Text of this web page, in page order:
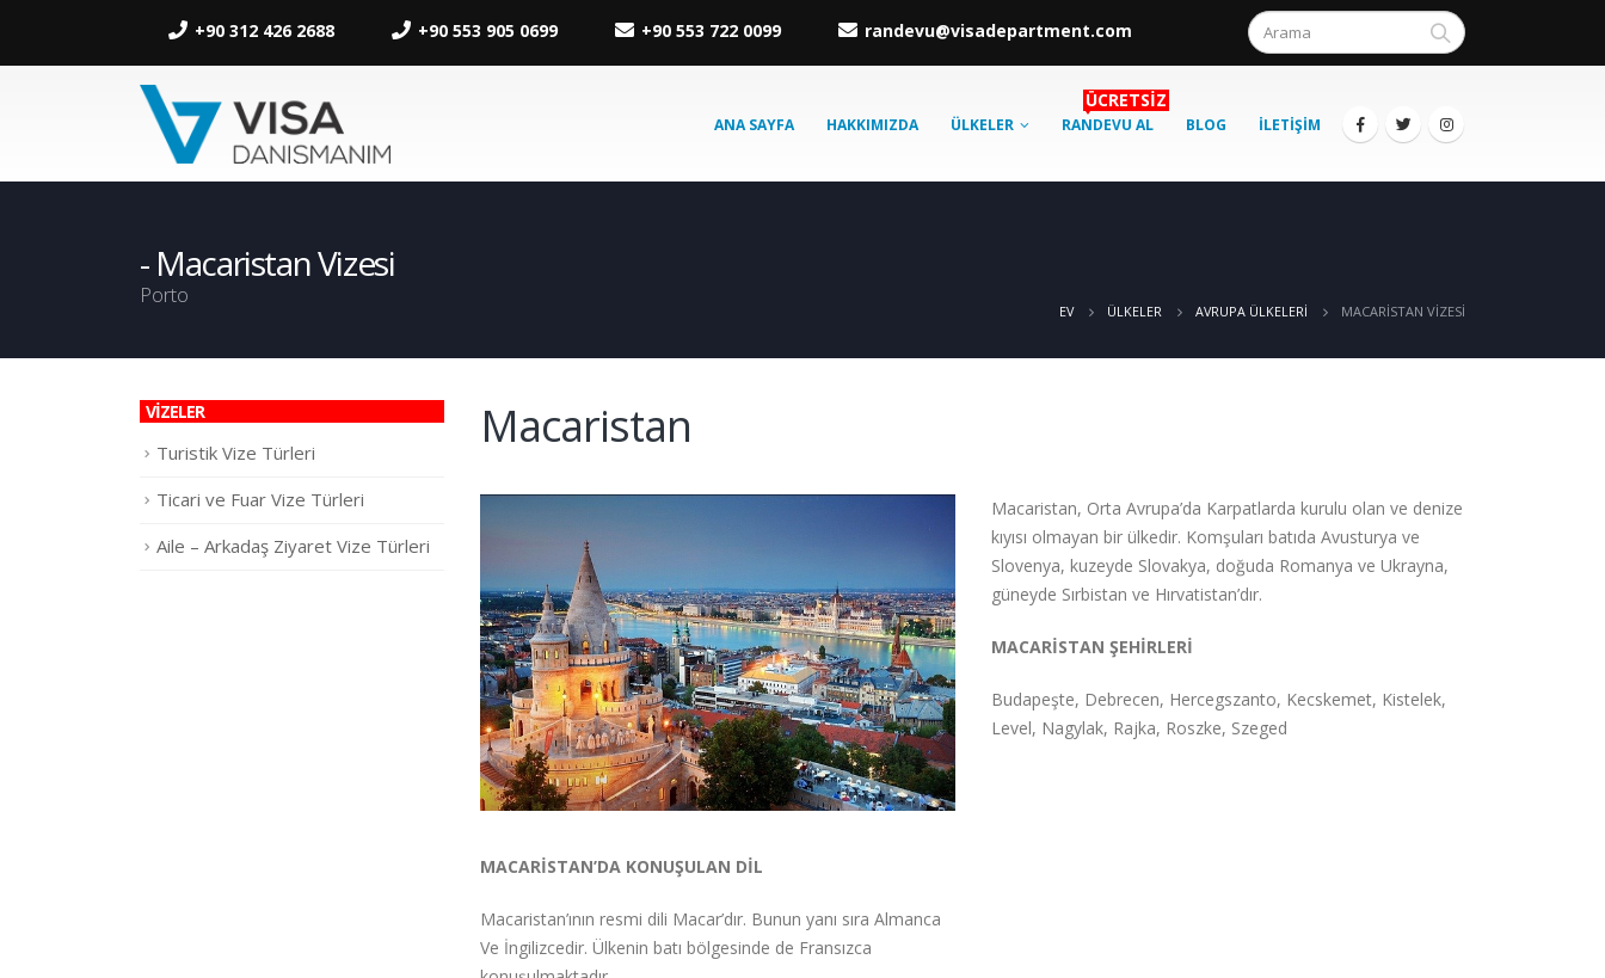
+90 312 426 2688 +90 553 905 0699 +90 553 722 0099 randevu@visadepartment.com
ANA SAYFA HAKKIMIZDA ÜLKELER RANDEVU AL
ÜCRETSIZ
BLOG İLETIŞIM
Macaristan Vizesi
Porto
EV ÜLKELER AVRUPA ÜLKELERI MACARISTAN VIZESI
VİZELER
Turistik Vize Türleri
Ticari ve Fuar Vize Türleri
Aile – Arkadaş Ziyaret Vize Türleri
Macaristan
Macaristan, Orta Avrupa’da Karpatlarda kurulu olan ve denize
kıyısı olmayan bir ülkedir. Komşuları batıda Avusturya ve
Slovenya, kuzeyde Slovakya, doğuda Romanya ve Ukrayna,
güneyde Sırbistan ve Hırvatistan’dır.
MACARİSTAN ŞEHİRLERİ
Budapeşte, Debrecen, Hercegszanto, Kecskemet, Kistelek,
Level, Nagylak, Rajka, Roszke, Szeged
MACARİSTAN’DA KONUŞULAN DİL
Macaristan’ının resmi dili Macar’dır. Bunun yanı sıra Almanca
Ve İngilizcedir. Ülkenin batı bölgesinde de Fransızca